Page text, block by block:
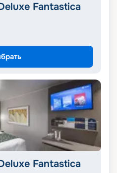
Fantastica
Fantastica